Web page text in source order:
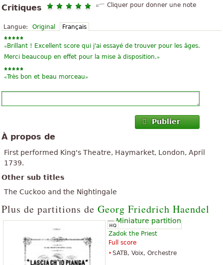
Critiques Cliquer pour donner une note
Langue: Original Français
«Brillant ! Excellent score qui j'ai essayé de trouver pour les âges.
Merci beaucoup en effet pour la mise à disposition.»
«Très bon et beau morceau»
Publier
À propos de
First performed King's Theatre, Haymarket, London, April
1739.
Other sub titles
The Cuckoo and the Nightingale
Plus de partitions de Georg Friedrich Haendel
Zadok the Priest
Full score
SATB, Voix, Orchestre